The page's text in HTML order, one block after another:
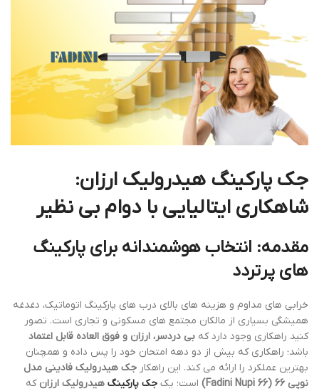
جک پارکینگ هیدرولیک ارزان:
شاهکاری ایتالیایی با دوام بی نظیر
مقدمه: انتخاب هوشمندانه برای پارکینگ
های پرتردد
خرابی های مداوم و هزینه های بالای درب های پارکینگ اتوماتیک، دغدغه
همیشگی بسیاری از مالکان مجتمع های مسکونی و تجاری است. تصور
کنید راهکاری وجود دارد که بی دردسر، ارزان و فوق العاده قابل اعتماد
باشد؛ راهکاری که بیش از دو دهه امتحان خود را پس داده و همچنان
بهترین عملکرد را ارائه می کند. این راهکار جک هیدرولیک فادینی مدل
نوپی 66 (Fadini Nupi 66)
است؛ یک جک پارکینگ هیدرولیک ارزان که